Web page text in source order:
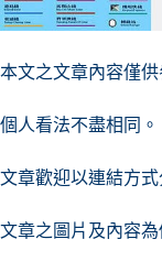
本文之文章內容僅供
個人看法不盡相同。
文章歡迎以連結方式
文章之圖片及內容為